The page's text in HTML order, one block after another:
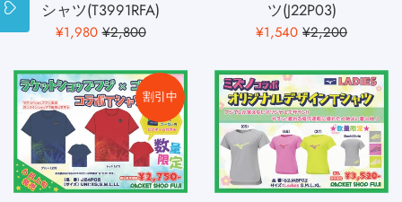
シャツ(T3991RFA)
販
価
格
¥1,980通
価
格
¥2,800
ツ(J22P03)
販
価
格
¥1,540 通
価
格
¥2,200
割引中